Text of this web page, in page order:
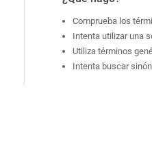
Comprueba los
Intenta utilizar una
Utiliza términos
Intenta buscar